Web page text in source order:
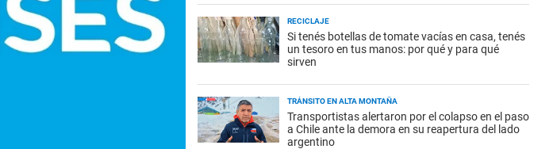
RECICLAJE
Si tenés botellas de tomate vacías en casa, tenés
un tesoro en tus manos: por qué y para qué
sirven
TRÁNSITO EN ALTA MONTAÑA
Transportistas alertaron por el colapso en el paso
a Chile ante la demora en su reapertura del lado
argentino